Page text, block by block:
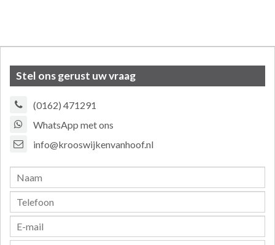
Stel ons gerust uw vraag
(0162) 471291
WhatsApp met ons
info@krooswijkenvanhoof.nl